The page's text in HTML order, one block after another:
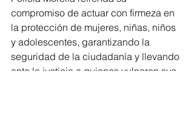
compromiso de actuar con firmeza en
la protección de mujeres, niñas, niños
y adolescentes, garantizando la
seguridad de la ciudadanía y llevando
ante la justicia a quienes vulneren sus